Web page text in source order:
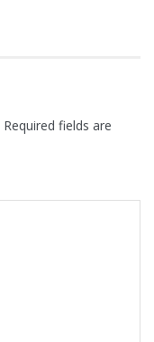
Required fields are